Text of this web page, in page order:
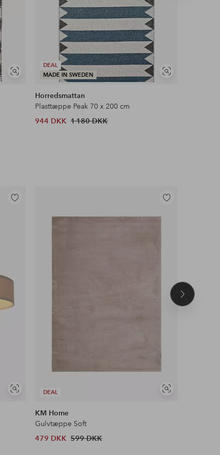
Se
DEAL
MADE IN SWEDEN
Se
Horredsmattan
Plasttæppe Peak 70 x 200 cm
944 DKK 1 180 DKK
Se
Tilføj
DEAL
Se
Tilføj
KM Home
Gulvtæppe Soft
479 DKK 599 DKK
Næste